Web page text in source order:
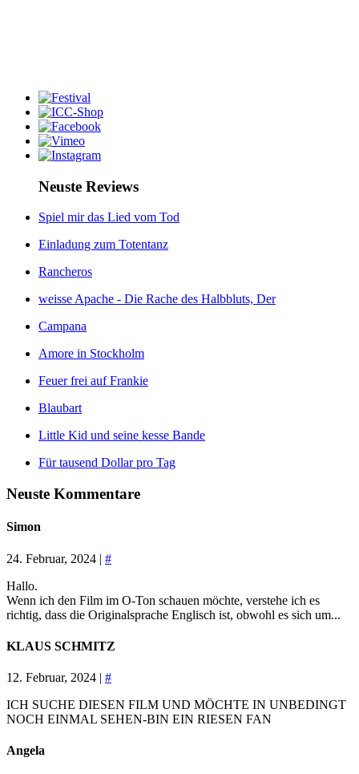
Neuste Reviews
Spiel mir das Lied vom Tod
Einladung zum Totentanz
Rancheros
weisse Apache - Die Rache des Halbbluts, Der
Campana
Amore in Stockholm
Feuer frei auf Frankie
Blaubart
Little Kid und seine kesse Bande
Für tausend Dollar pro Tag
Neuste Kommentare
Simon
24. Februar, 2024 | #
Hallo.
Wenn ich den Film im O-Ton schauen möchte, verstehe ich es
richtig, dass die Originalsprache Englisch ist, obwohl es sich um...
KLAUS SCHMITZ
12. Februar, 2024 | #
ICH SUCHE DIESEN FILM UND MÖCHTE IN UNBEDINGT
NOCH EINMAL SEHEN-BIN EIN RIESEN FAN
Angela